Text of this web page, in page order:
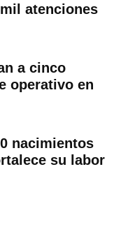
atenciones
a cinco
operativo en
nacimientos
su labor